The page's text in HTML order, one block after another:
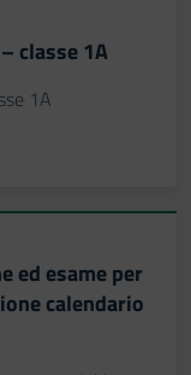
classe 1A
1A
ed esame per
calendario